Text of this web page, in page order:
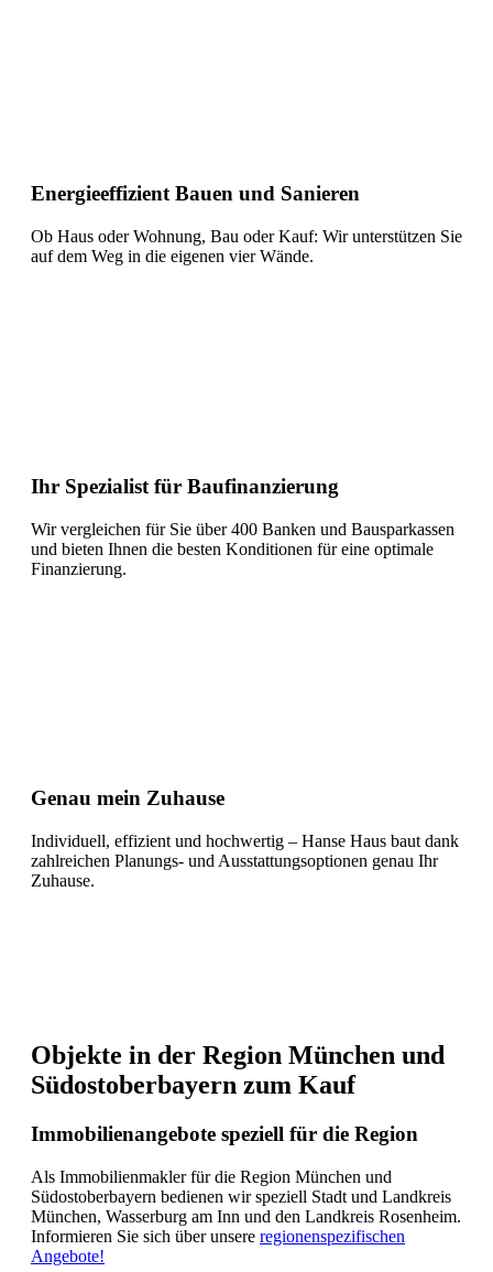
Energieeffizient Bauen und Sanieren
Ob Haus oder Wohnung, Bau oder Kauf: Wir unterstützen Sie
auf dem Weg in die eigenen vier Wände.
Ihr Spezialist für Baufinanzierung
Wir vergleichen für Sie über 400 Banken und Bausparkassen
und bieten Ihnen die besten Konditionen für eine optimale
Finanzierung.
Genau mein Zuhause
Individuell, effizient und hochwertig – Hanse Haus baut dank
zahlreichen Planungs- und Ausstattungsoptionen genau Ihr
Zuhause.
Objekte in der Region München und
Südostoberbayern zum Kauf
Immobilienangebote speziell für die Region
Als Immobilienmakler für die Region München und
Südostoberbayern bedienen wir speziell Stadt und Landkreis
München, Wasserburg am Inn und den Landkreis Rosenheim.
Informieren Sie sich über unsere regionenspezifischen
Angebote!